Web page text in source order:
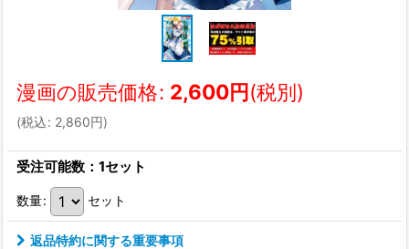
漫画の販売価格: 2,600円(税別)
(税込: 2,860円)
受注可能数：1セット
数量: セット
返品特約に関する重要事項